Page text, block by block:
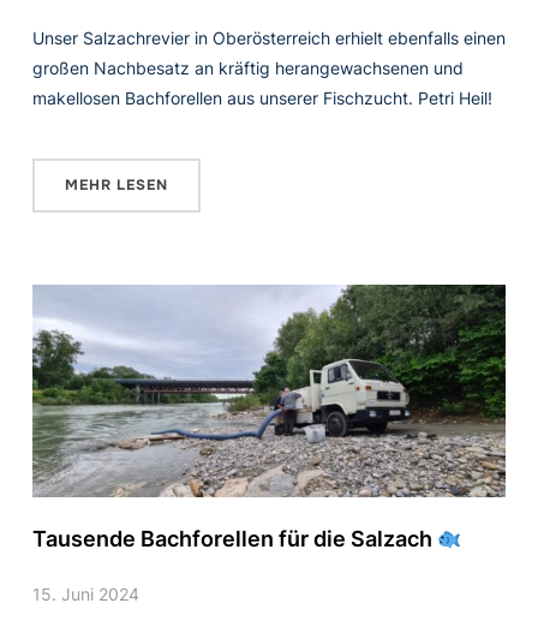
Unser Salzachrevier in Oberösterreich erhielt ebenfalls einen
großen Nachbesatz an kräftig herangewachsenen und
makellosen Bachforellen aus unserer Fischzucht. Petri Heil!
MEHR LESEN
Tausende Bachforellen für die Salzach
15. Juni 2024